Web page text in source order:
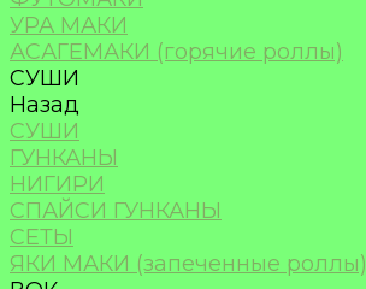
УРА МАКИ
АСАГЕМАКИ (горячие роллы)
СУШИ
Назад
СУШИ
ГУНКАНЫ
НИГИРИ
СПАЙСИ ГУНКАНЫ
СЕТЫ
ЯКИ МАКИ (запеченные роллы)